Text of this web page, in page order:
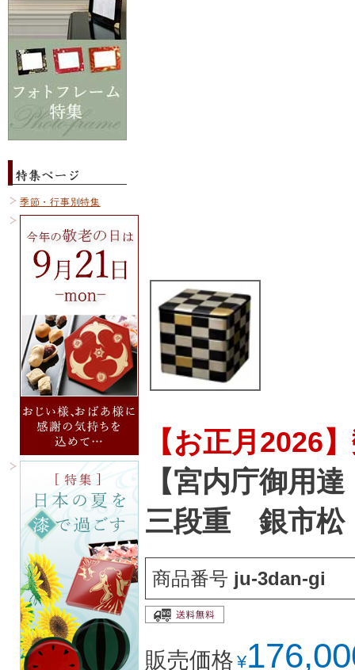
季節・行事別特集
【お正月2026
【宮内庁御用
三段重 銀市松
商品番号 ju-3dan-gi
販売価格 ¥